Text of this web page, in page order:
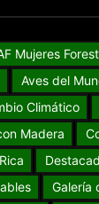
Mujeres
Aves del
Climático
Madera
Galería